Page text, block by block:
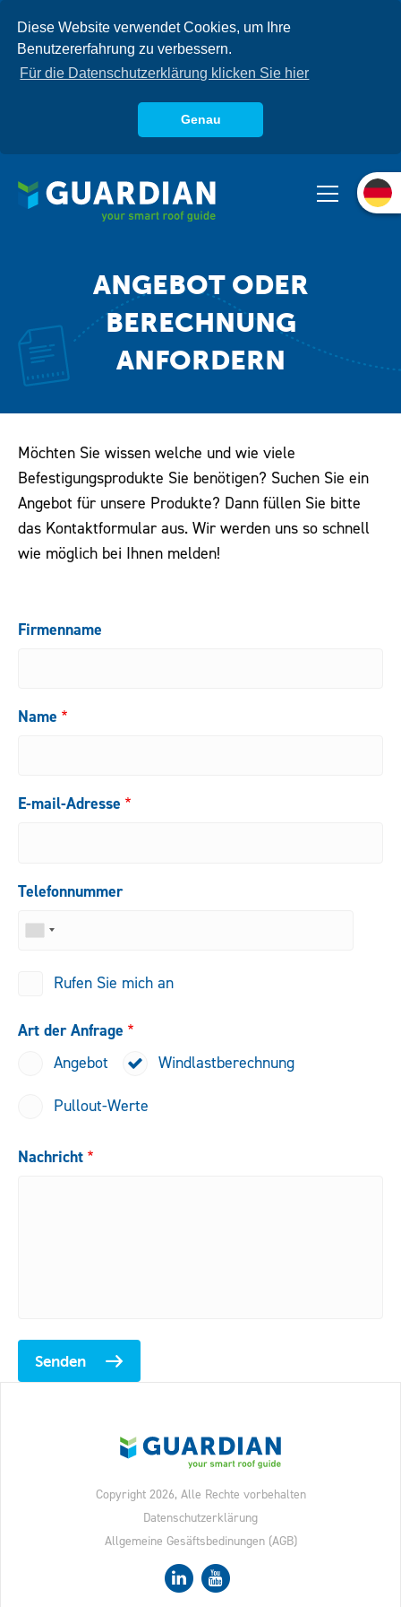
Diese Website verwendet Cookies, um Ihre
Benutzererfahrung zu verbessern.
Für die Datenschutzerklärung klicken Sie hier
Genau
zum
Inhalt
Produkte
Wissensdatenbank
Downloads
Kontakt
Möchten Sie wissen welche und wie viele
Befestigungsprodukte Sie benötigen? Suchen Sie ein
Angebot für unsere Produkte? Dann füllen Sie bitte
das Kontaktformular aus. Wir werden uns so schnell
wie möglich bei Ihnen melden!
Firmenname
Name
E-mail-Adresse
Telefonnummer
Rufen Sie mich an
Art der Anfrage
Angebot
Windlastberechnung
Pullout-Werte
Nachricht
Senden
Copyright 2026, Alle Rechte vorbehalten
Datenschutzerklärung
Allgemeine Gesäftsbedinungen (AGB)